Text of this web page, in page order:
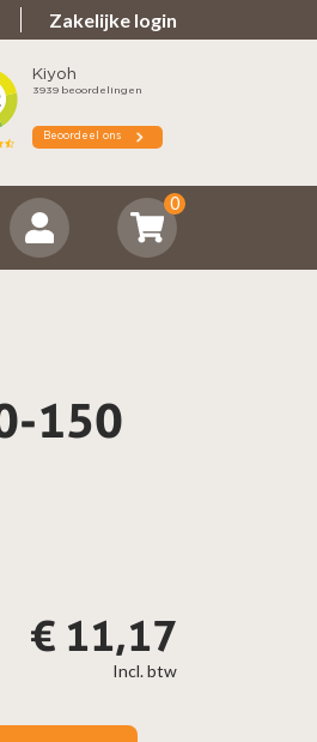
Zakelijke login
0
Spullen teveel?
150
Incl. btw
€ 11,17